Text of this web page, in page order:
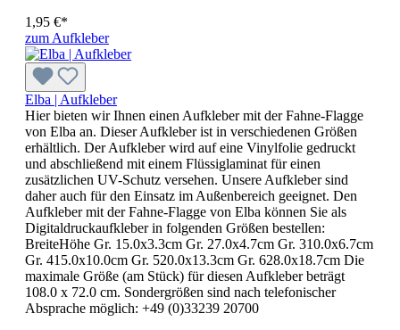
1,95 €*
zum Aufkleber
Elba | Aufkleber
Hier bieten wir Ihnen einen Aufkleber mit der Fahne-Flagge
von Elba an. Dieser Aufkleber ist in verschiedenen Größen
erhältlich. Der Aufkleber wird auf eine Vinylfolie gedruckt
und abschließend mit einem Flüssiglaminat für einen
zusätzlichen UV-Schutz versehen. Unsere Aufkleber sind
daher auch für den Einsatz im Außenbereich geeignet. Den
Aufkleber mit der Fahne-Flagge von Elba können Sie als
Digitaldruckaufkleber in folgenden Größen bestellen:
BreiteHöhe Gr. 15.0x3.3cm Gr. 27.0x4.7cm Gr. 310.0x6.7cm
Gr. 415.0x10.0cm Gr. 520.0x13.3cm Gr. 628.0x18.7cm Die
maximale Größe (am Stück) für diesen Aufkleber beträgt
108.0 x 72.0 cm. Sondergrößen sind nach telefonischer
Absprache möglich: +49 (0)33239 20700